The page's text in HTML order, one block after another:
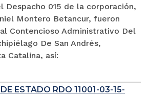
Despacho 015 de la corporación,
Montero Betancur, fueron
Contencioso Administrativo Del
De San Andrés,
Catalina, así:
ESTADO RDO 11001-03-15-